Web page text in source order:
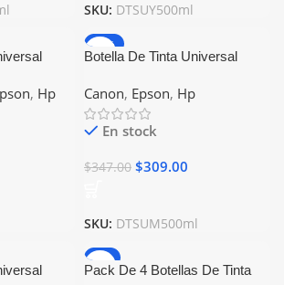
SKU: DTSUY500ml
Hp, Hp
-11%
Botella De Tinta Universal
Con Epson Canon Brother Hp
Canon, Epson, Hp
En stock
$347.00 $309.00
SKU: DTSUM500ml
-7%
Pack De 4 Botellas De Tinta